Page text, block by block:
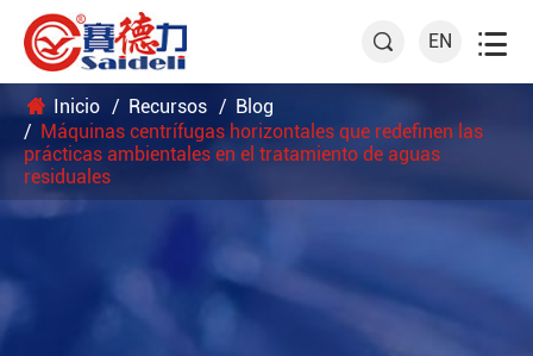
 EN 
Inicio Recursos
Blog
Máquinas centrífugas horizontales que redefinen las
prácticas ambientales en el tratamiento de aguas
residuales